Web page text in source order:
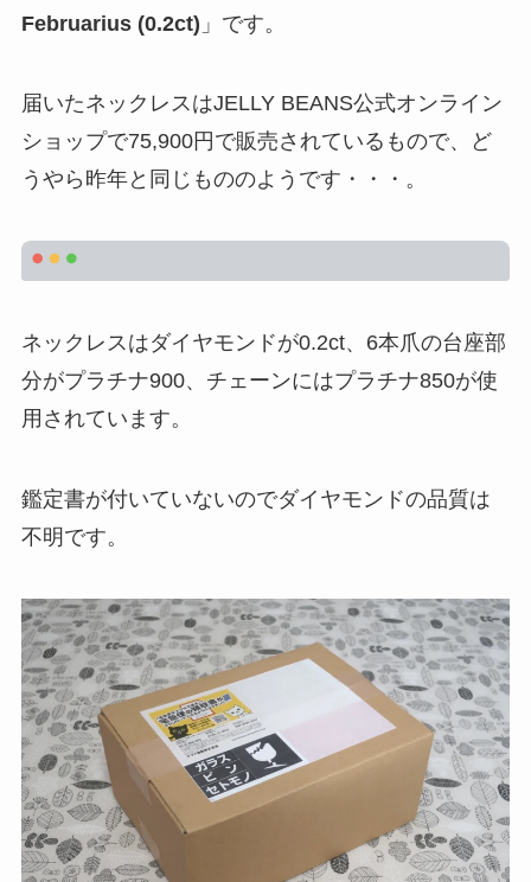
Februarius (0.2ct) 」です。
届いたネックレスはJELLY BEANS公式オンライン
ショップで75,900円で販売されているもので、ど
うやら昨年と同じもののようです・・・。
ネックレスはダイヤモンドが0.2ct、6本爪の台座部
分がプラチナ900、チェーンにはプラチナ850が使
用されています。
鑑定書が付いていないのでダイヤモンドの品質は
不明です。